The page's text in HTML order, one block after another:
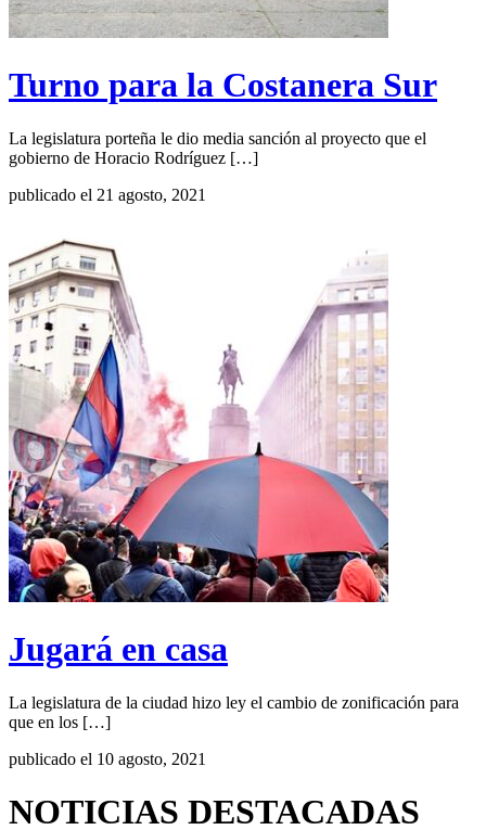
Turno para la Costanera Sur
La legislatura porteña le dio media sanción al proyecto que el
gobierno de Horacio Rodríguez […]
publicado el 21 agosto, 2021
Jugará en casa
La legislatura de la ciudad hizo ley el cambio de zonificación para
que en los […]
publicado el 10 agosto, 2021
NOTICIAS DESTACADAS